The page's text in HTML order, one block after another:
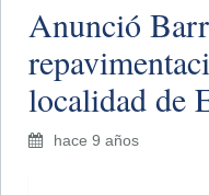
Anunció
localidad de
hace 9 años